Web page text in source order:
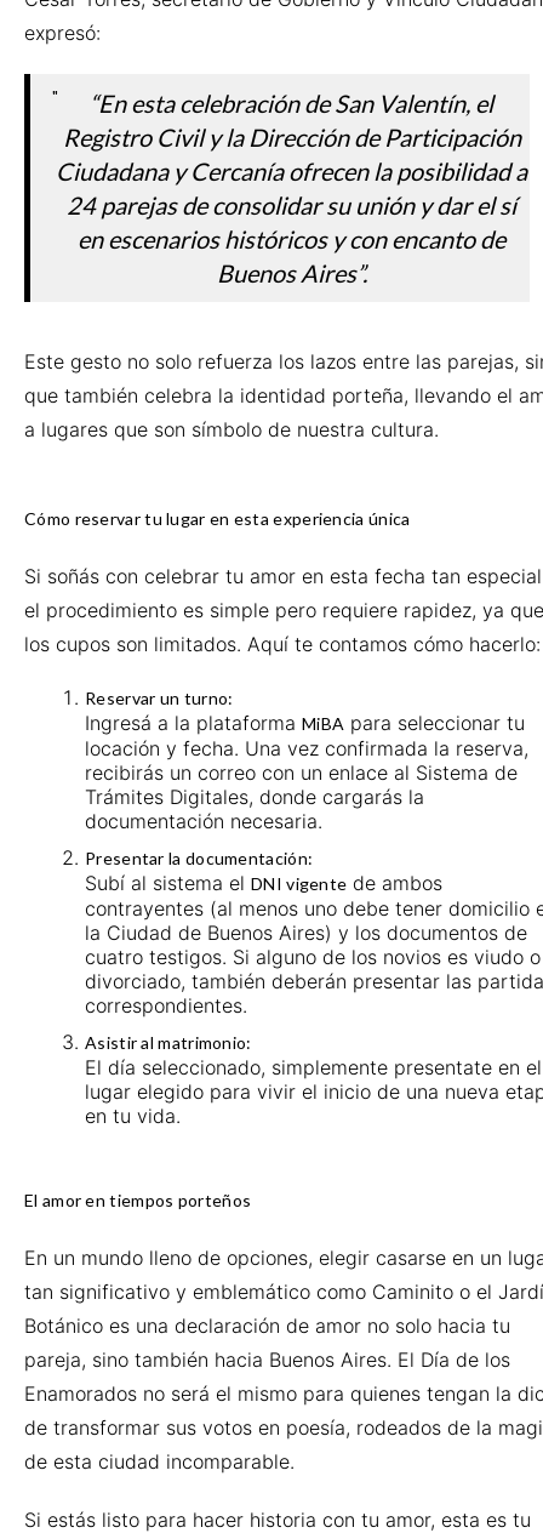
expresó:
“En esta celebración de San Valentín, el
Registro Civil y la Dirección de Participación
Ciudadana y Cercanía ofrecen la posibilidad a
24 parejas de consolidar su unión y dar el sí
en escenarios históricos y con encanto de
Buenos Aires”.
Este gesto no solo refuerza los lazos entre las parejas,
que también celebra la identidad porteña, llevando el
a lugares que son símbolo de nuestra cultura.
Cómo reservar tu lugar en esta experiencia única
Si soñás con celebrar tu amor en esta fecha tan
el procedimiento es simple pero requiere rapidez, ya que
los cupos son limitados. Aquí te contamos cómo hacerlo:
Reservar un turno:
Ingresá a la plataforma MiBA para seleccionar tu
locación y fecha. Una vez confirmada la reserva,
recibirás un correo con un enlace al Sistema de
Trámites Digitales, donde cargarás la
documentación necesaria.
Presentar la documentación:
Subí al sistema el DNI vigente de ambos
contrayentes (al menos uno debe tener domicilio
la Ciudad de Buenos Aires) y los documentos de
cuatro testigos. Si alguno de los novios es viudo o
divorciado, también deberán presentar las
correspondientes.
Asistir al matrimonio:
El día seleccionado, simplemente presentate en el
lugar elegido para vivir el inicio de una nueva
en tu vida.
El amor en tiempos porteños
En un mundo lleno de opciones, elegir casarse en un
tan significativo y emblemático como Caminito o el
Botánico es una declaración de amor no solo hacia tu
pareja, sino también hacia Buenos Aires. El Día de los
Enamorados no será el mismo para quienes tengan la
de transformar sus votos en poesía, rodeados de la
de esta ciudad incomparable.
Si estás listo para hacer historia con tu amor, esta es tu